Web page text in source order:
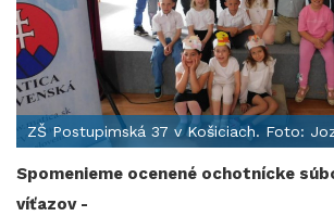
ZŠ Postupimská 37 v Košiciach. Foto:
Spomenieme ocenené ochotnícke
víťazov -